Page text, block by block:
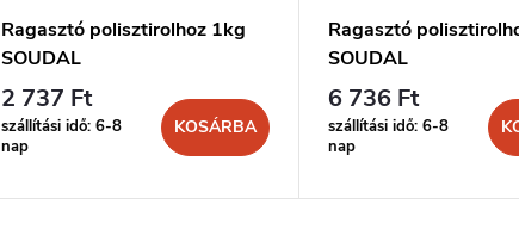
Ragasztó polisztirolhoz 1kg
SOUDAL
2 737 Ft
szállítási idő: 6-8
nap
KOSÁRBA
Ragasztó
SOUDAL
6 736 Ft
szállítási idő: 6-8
nap